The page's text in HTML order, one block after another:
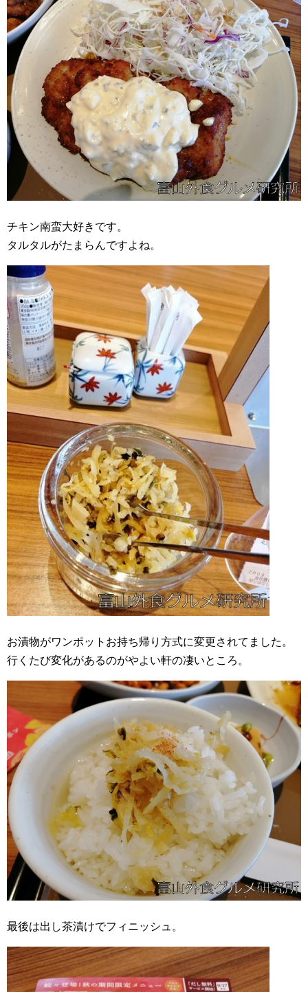
チキン南蛮大好きです。
タルタルがたまらんですよね。
お漬物がワンポットお持ち帰り方式に変更されてました。
行くたび変化があるのがやよい軒の凄いところ。
最後は出し茶漬けでフィニッシュ。